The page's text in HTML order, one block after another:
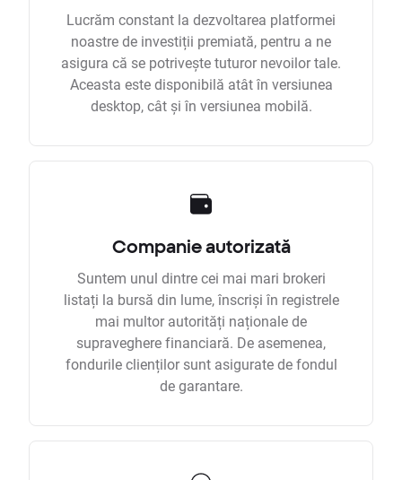
Lucrăm constant la dezvoltarea platformei
noastre de investiții premiată, pentru a ne
asigura că se potrivește tuturor nevoilor tale.
Aceasta este disponibilă atât în versiunea
desktop, cât și în versiunea mobilă.
Companie autorizată
Suntem unul dintre cei mai mari brokeri
listați la bursă din lume, înscriși în registrele
mai multor autorități naționale de
supraveghere financiară. De asemenea,
fondurile clienților sunt asigurate de fondul
de garantare.